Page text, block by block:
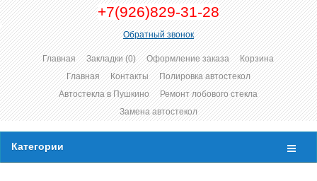
+7(926)829-31-28
Обратный звонок
Главная Закладки (0) Оформление заказа
Корзина
Главная
Контакты
Полировка автостекол
Автостекла в Пушкино
Ремонт лобового стекла
Замена автостекол
Категории